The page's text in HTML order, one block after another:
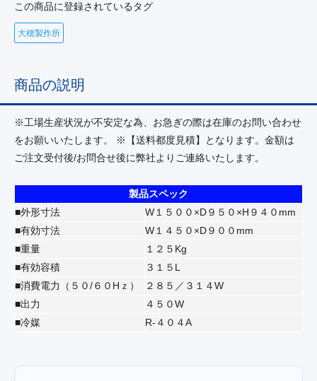
この商品に登録されているタグ
大穂製作所
商品の説明
※工場生産状況が不安定な為、お急ぎの際は在庫のお問い合わせ
をお願いいたします。 ※【送料都度見積】となります。金額は
ご注文受付後/お問合せ後に弊社よりご連絡いたします。
製品スペック
■外形寸法
W１５００×D９５０×H９４０mm
■有効寸法
W１４５０×D９００mm
■重量
１２５Kg
■有効容積
３１５L
■消費電力（５０/６０Hｚ）
２８５／３１４W
■出力
４５０W
■冷媒
R‐４０４A